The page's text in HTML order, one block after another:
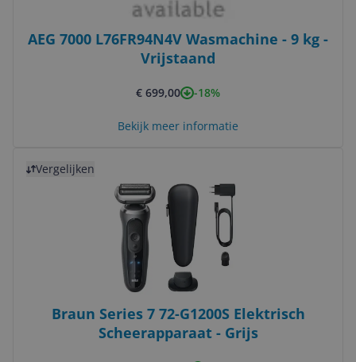
AEG 7000 L76FR94N4V Wasmachine - 9 kg -
Vrijstaand
€ 699,00 -18%
Bekijk meer informatie
Vergelijken
Braun Series 7 72-G1200S Elektrisch
Scheerapparaat - Grijs